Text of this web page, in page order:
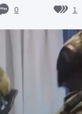
0 1